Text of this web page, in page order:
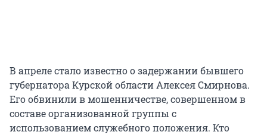
В апреле стало известно о задержании бывшего
губернатора Курской области Алексея Смирнова.
Его обвинили в мошенничестве, совершенном в
составе организованной группы с
использованием служебного положения. Кто